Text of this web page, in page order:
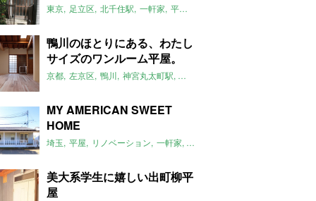
東京 足立区 北千住駅 一軒家 平屋
鴨川のほとりにある、わたし
サイズのワンルーム平屋。
京都 左京区 鴨川 神宮丸太町駅 リノベーション
MY AMERICAN SWEET
HOME
埼玉 平屋 リノベーション 一軒家 米軍ハウス
美大系学生に嬉しい出町柳平
屋